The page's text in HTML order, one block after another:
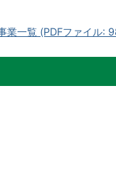
業一覧 (PDFファイル: